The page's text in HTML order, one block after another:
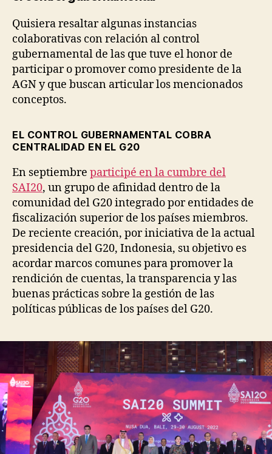
Quisiera resaltar algunas instancias
colaborativas con relación al control
gubernamental de las que tuve el honor de
participar o promover como presidente de la
AGN y que buscan articular los mencionados
conceptos.
EL CONTROL GUBERNAMENTAL COBRA
CENTRALIDAD EN EL G20
En septiembre participé en la cumbre del
SAI20, un grupo de afinidad dentro de la
comunidad del G20 integrado por entidades de
fiscalización superior de los países miembros.
De reciente creación, por iniciativa de la actual
presidencia del G20, Indonesia, su objetivo es
acordar marcos comunes para promover la
rendición de cuentas, la transparencia y las
buenas prácticas sobre la gestión de las
políticas públicas de los países del G20.